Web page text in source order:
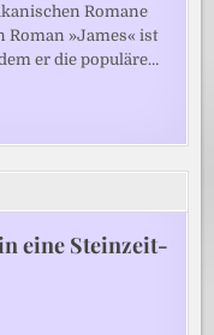
Romane
Roman »James« ist
er die populäre…
eine Steinzeit-